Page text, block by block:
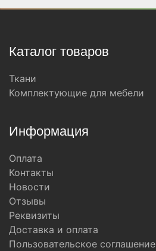
Каталог товаров
Ткани
Комплектующие для мебели
Информация
Оплата
Контакты
Новости
Отзывы
Реквизиты
Доставка и оплата
Пользовательское соглашение